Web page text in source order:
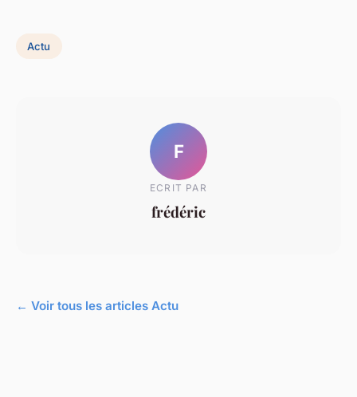
Actu
F
ECRIT PAR
frédéric
← Voir tous les articles Actu